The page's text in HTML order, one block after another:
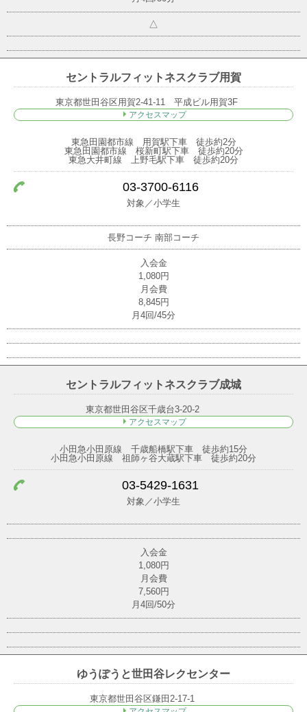
△
セントラルフィットネスクラブ用賀
東京都世田谷区用賀2-41-11 平成ビル用賀3F
アクセスマップ
東急田園都市線 用賀駅下車 徒歩約2分
東急田園都市線 桜新町駅下車 徒歩約20分
東急大井町線 上野毛駅下車 徒歩約20分
03-3700-6116
対象／小学生
長野コーチ 南部コーチ
入会金
1,080円
月会費
8,845円
月4回/45分
セントラルフィットネスクラブ成城
東京都世田谷区千歳台3-20-2
アクセスマップ
小田急小田原線 千歳船橋駅下車 徒歩約15分
小田急小田原線 祖師ヶ谷大蔵駅下車 徒歩約20分
03-5429-1631
対象／小学生
入会金
1,080円
月会費
7,560円
月4回/50分
ゆうぽうと世田谷レクセンター
東京都世田谷区鎌田2-17-1